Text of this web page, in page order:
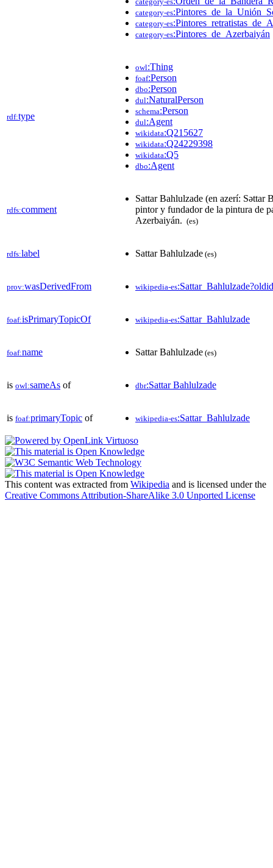
category-es
category-es
category-es:Pintores_de_Azerbaiyán
rdf:type
owl:Thing
foaf:Person
dbo:Person
dul:NaturalPerson
schema:Person
dul:Agent
wikidata:Q215627
wikidata:Q24229398
wikidata:Q5
dbo:Agent
rdfs:comment
Sattar Bahlulzade (en azerí: Səttar
pintor y fundador de la pintura de
Azerbaiyán. ​ (es)
rdfs:label Sattar Bahlulzade (es)
prov:wasDerivedFrom wikipedia-es
foaf:isPrimaryTopicOf wikipedia-es:Sattar_Bahlulzade
foaf:name Sattar Bahlulzade (es)
is owl:sameAs of dbr:Sattar Bahlulzade
is foaf:primaryTopic of wikipedia-es:Sattar_Bahlulzade
This content was extracted from Wikipedia and is licensed under the
Creative Commons Attribution-ShareAlike 3.0 Unported License